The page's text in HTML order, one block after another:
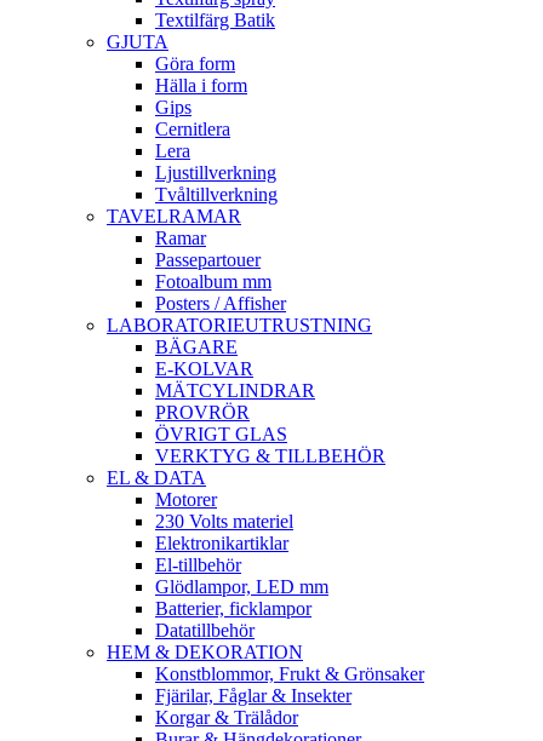
Textilfärg Batik
GJUTA
Göra form
Hälla i form
Gips
Cernitlera
Lera
Ljustillverkning
Tvåltillverkning
TAVELRAMAR
Ramar
Passepartouer
Fotoalbum mm
Posters / Affisher
LABORATORIEUTRUSTNING
BÄGARE
E-KOLVAR
MÄTCYLINDRAR
PROVRÖR
ÖVRIGT GLAS
VERKTYG & TILLBEHÖR
EL & DATA
Motorer
230 Volts materiel
Elektronikartiklar
El-tillbehör
Glödlampor, LED mm
Batterier, ficklampor
Datatillbehör
HEM & DEKORATION
Konstblommor, Frukt & Grönsaker
Fjärilar, Fåglar & Insekter
Korgar & Trälådor